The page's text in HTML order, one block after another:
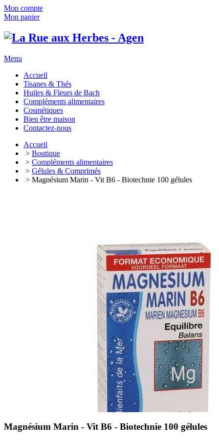
Mon compte
Mon panier
Menu
Accueil
Tisanes & Thés
Huiles & Fleurs de Bach
Compléments alimentaires
Cosmétiques
Bien être maison
Contactez-nous
Accueil
> Boutique
> Compléments alimentaires
> Gélules & Comprimés
> Magnésium Marin - Vit B6 - Biotechnie 100 gélules
Magnésium Marin - Vit B6 - Biotechnie 100 gélules